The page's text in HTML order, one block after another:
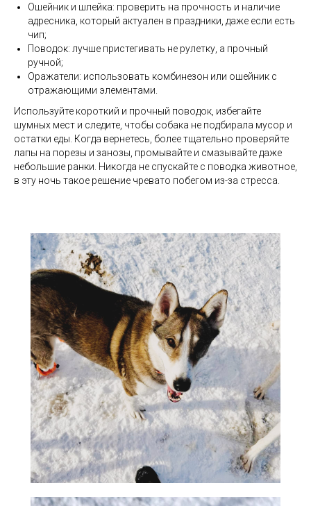
Ошейник и шлейка: проверить на прочность и наличие
адресника, который актуален в праздники, даже если есть
чип;
Поводок: лучше пристегивать не рулетку, а прочный
ручной;
Оражатели: использовать комбинезон или ошейник с
отражающими элементами.
Используйте короткий и прочный поводок, избегайте
шумных мест и следите, чтобы собака не подбирала мусор и
остатки еды. Когда вернетесь, более тщательно проверяйте
лапы на порезы и занозы, промывайте и смазывайте даже
небольшие ранки. Никогда не спускайте с поводка животное,
в эту ночь такое решение чревато побегом из-за стресса.